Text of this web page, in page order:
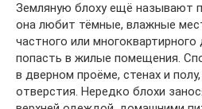
Земляную блоху ещё называют
она любит тёмные, влажные
частного или
попасть в жилые помещения.
в дверном проёме, стенах и
отверстия. Нередко блохи